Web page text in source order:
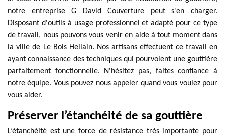
notre entreprise G David Couverture peut s'en charger.
Disposant d'outils à usage professionnel et adapté pour ce type
de travail, nous pouvons vous venir en aide à tout moment dans
la ville de Le Bois Hellain. Nos artisans effectuent ce travail en
ayant connaissance des techniques qui pourvoient une gouttière
parfaitement fonctionnelle. N'hésitez pas, faites confiance à
notre équipe. Vous pouvez nous appeler quand vous voulez pour
vous aider.
Préserver l’étanchéité de sa gouttière
L’étanchéité est une force de résistance très importante pour